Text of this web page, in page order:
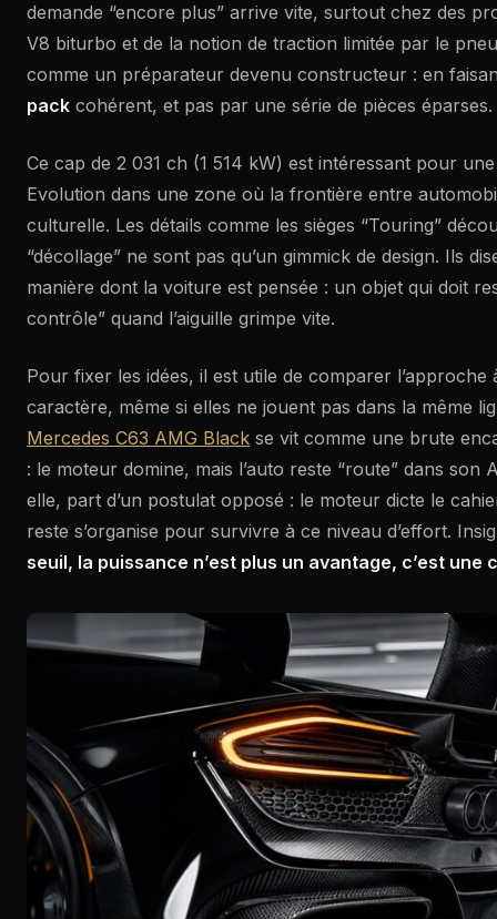
demande “encore plus” arrive vite, surtout chez des
V8 biturbo et de la notion de traction limitée par le
comme un préparateur devenu constructeur : en
pack cohérent, et pas par une série de pièces éparses.
Ce cap de 2 031 ch (1 514 kW) est intéressant pour
Evolution dans une zone où la frontière entre
culturelle. Les détails comme les sièges “Touring”
“décollage” ne sont pas qu’un gimmick de design. Ils
manière dont la voiture est pensée : un objet qui doit
contrôle” quand l’aiguille grimpe vite.
Pour fixer les idées, il est utile de comparer l’approche
caractère, même si elles ne jouent pas dans la même
Mercedes C63 AMG Black se vit comme une brute
: le moteur domine, mais l’auto reste “route” dans son
elle, part d’un postulat opposé : le moteur dicte le
reste s’organise pour survivre à ce niveau d’effort.
seuil, la puissance n’est plus un avantage, c’est